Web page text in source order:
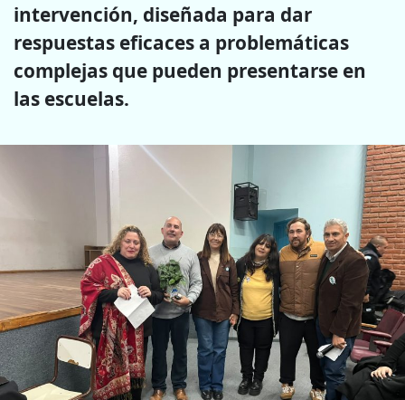
intervención, diseñada para dar
respuestas eficaces a problemáticas
complejas que pueden presentarse en
las escuelas.